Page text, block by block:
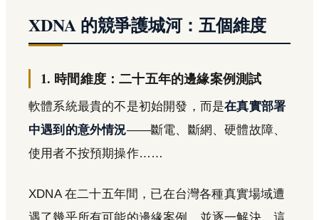
XDNA 的競爭護城河：五個維度
1. 時間維度：二十五年的邊緣案例測試
軟體系統最貴的不是初始開發，而是在真實部署
中遇到的意外情況——斷電、斷網、硬體故障、
使用者不按預期操作……
XDNA 在二十五年間，已在台灣各種真實場域遭